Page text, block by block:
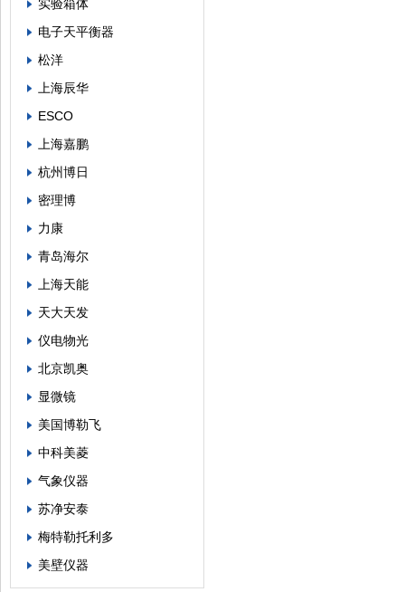
实验箱体
电子天平衡器
松洋
上海辰华
ESCO
上海嘉鹏
杭州博日
密理博
力康
青岛海尔
上海天能
天大天发
仪电物光
北京凯奥
显微镜
美国博勒飞
中科美菱
气象仪器
苏净安泰
梅特勒托利多
美壁仪器